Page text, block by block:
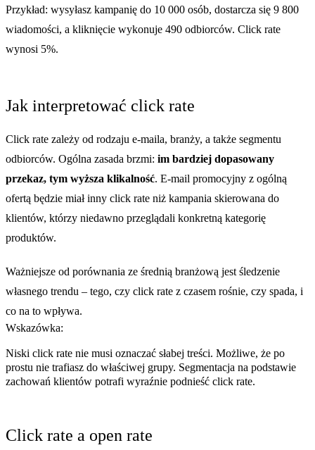
Przykład: wysyłasz kampanię do 10 000 osób, dostarcza się 9 800
wiadomości, a kliknięcie wykonuje 490 odbiorców. Click rate
wynosi 5%.
Jak interpretować click rate
Click rate zależy od rodzaju e-maila, branży, a także segmentu
odbiorców. Ogólna zasada brzmi: im bardziej dopasowany
przekaz, tym wyższa klikalność. E-mail promocyjny z ogólną
ofertą będzie miał inny click rate niż kampania skierowana do
klientów, którzy niedawno przeglądali konkretną kategorię
produktów.
Ważniejsze od porównania ze średnią branżową jest śledzenie
własnego trendu – tego, czy click rate z czasem rośnie, czy spada, i
co na to wpływa.
Wskazówka:
Niski click rate nie musi oznaczać słabej treści. Możliwe, że po
prostu nie trafiasz do właściwej grupy. Segmentacja na podstawie
zachowań klientów potrafi wyraźnie podnieść click rate.
Click rate a open rate